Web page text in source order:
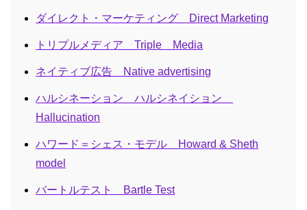
ダイレクト・マーケティング Direct Marketing
トリプルメディア Triple Media
ネイティブ広告 Native advertising
ハルシネーション ハルシネイション
Hallucination
ハワード＝シェス・モデル Howard & Sheth
model
バートルテスト Bartle Test